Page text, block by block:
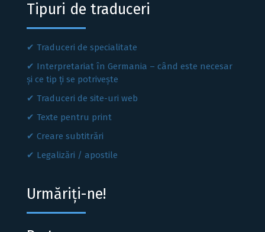
Tipuri de traduceri
Traduceri de specialitate
Interpretariat în Germania – când este necesar
și ce tip ți se potrivește
Traduceri de site-uri web
Texte pentru print
Creare subtitrări
Legalizări / apostile
Urmăriți-ne!